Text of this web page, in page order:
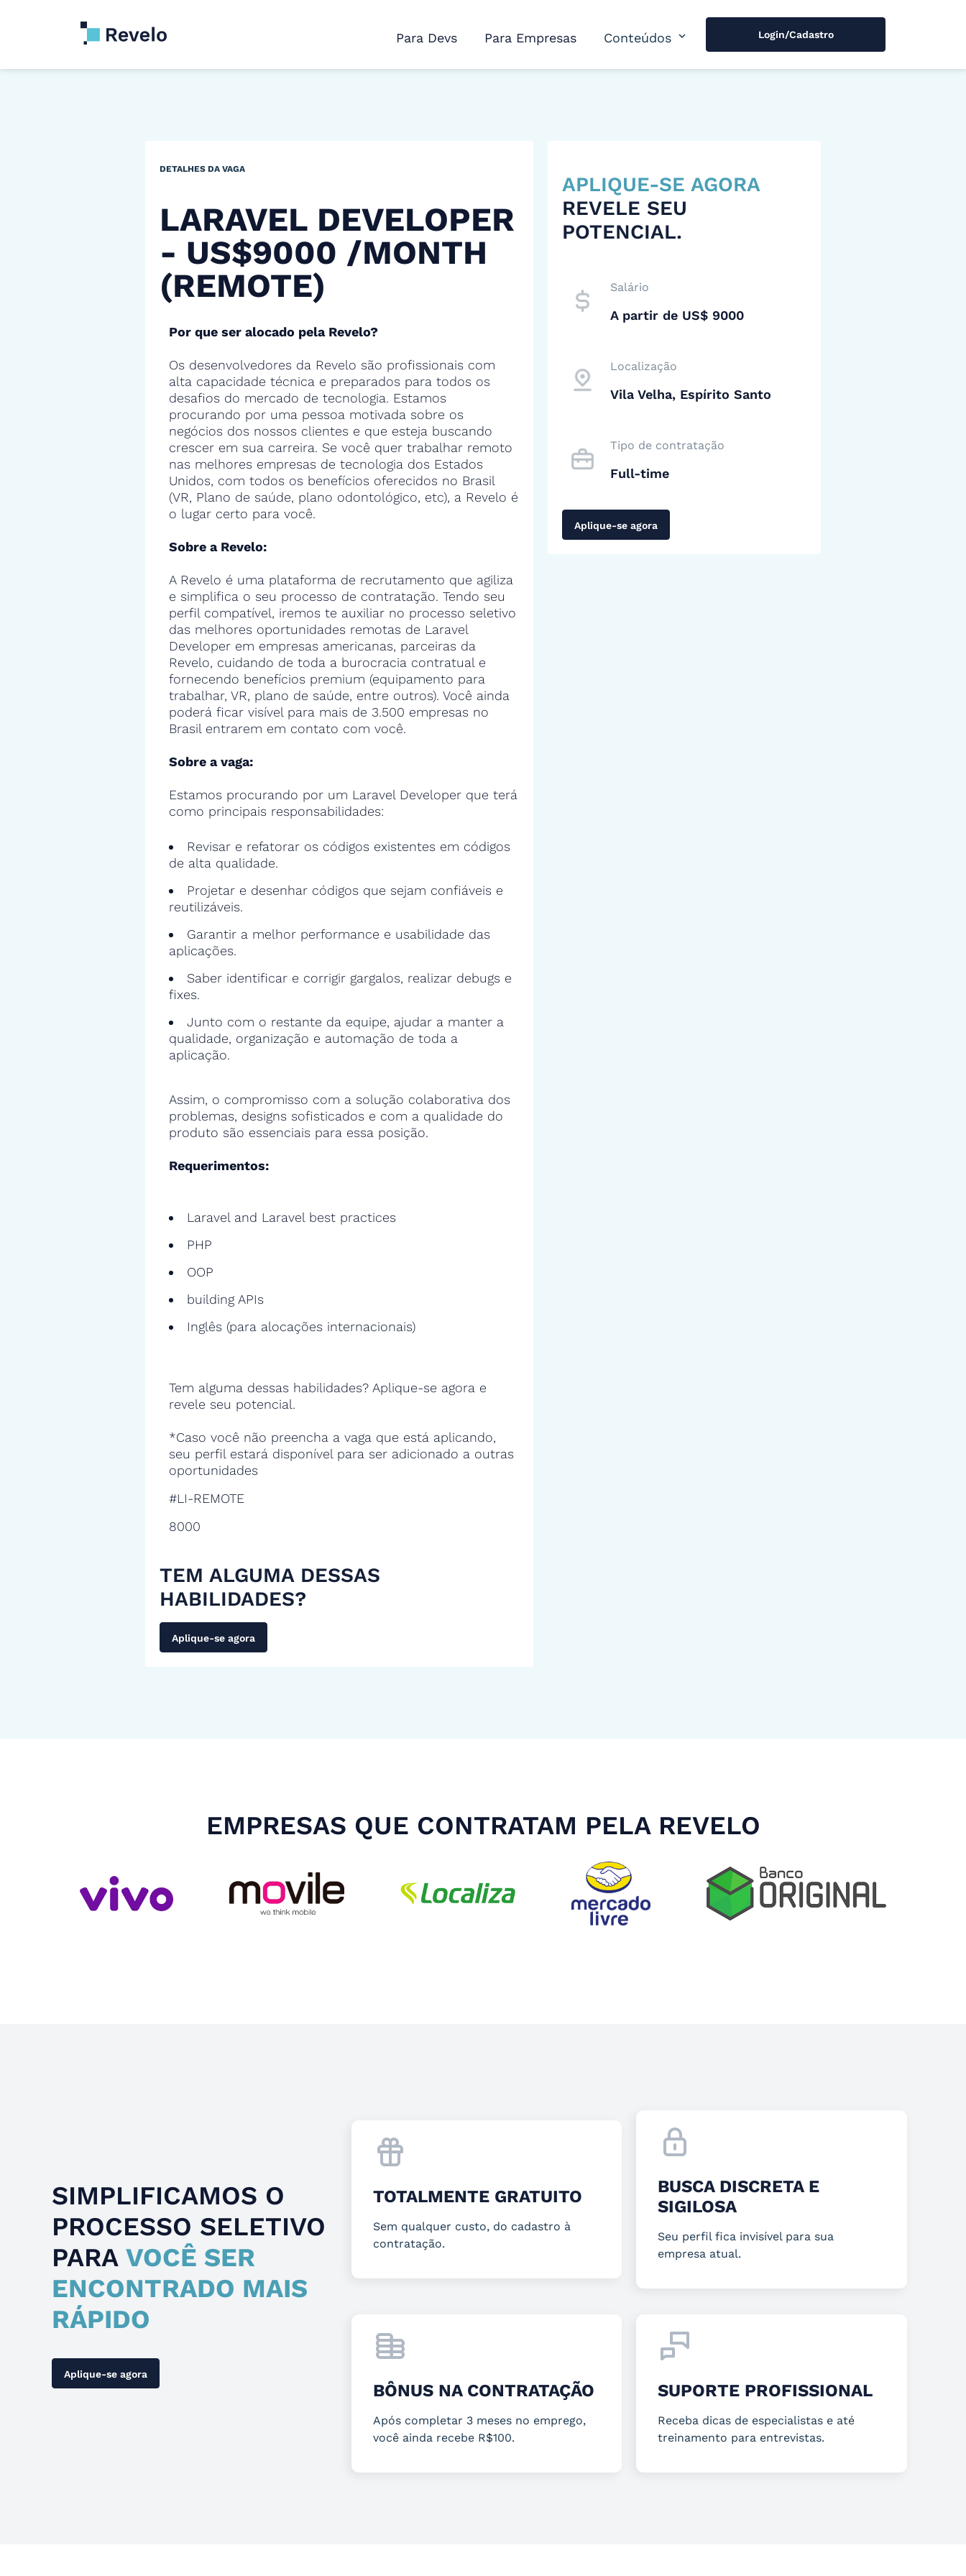
Para Devs Para Empresas Conteúdos expand_more Login/Cadastro
DETALHES DA VAGA
LARAVEL DEVELOPER
- US$9000 /MONTH
(REMOTE)
Por que ser alocado pela Revelo?
Os desenvolvedores da Revelo são profissionais com
alta capacidade técnica e preparados para todos os
desafios do mercado de tecnologia. Estamos
procurando por uma pessoa motivada sobre os
negócios dos nossos clientes e que esteja buscando
crescer em sua carreira. Se você quer trabalhar remoto
nas melhores empresas de tecnologia dos Estados
Unidos, com todos os benefícios oferecidos no Brasil
(VR, Plano de saúde, plano odontológico, etc), a Revelo é
o lugar certo para você.
Sobre a Revelo:
A Revelo é uma plataforma de recrutamento que agiliza
e simplifica o seu processo de contratação. Tendo seu
perfil compatível, iremos te auxiliar no processo seletivo
das melhores oportunidades remotas de Laravel
Developer em empresas americanas, parceiras da
Revelo, cuidando de toda a burocracia contratual e
fornecendo benefícios premium (equipamento para
trabalhar, VR, plano de saúde, entre outros). Você ainda
poderá ficar visível para mais de 3.500 empresas no
Brasil entrarem em contato com você.
Sobre a vaga:
Estamos procurando por um Laravel Developer que terá
como principais responsabilidades:
Revisar e refatorar os códigos existentes em códigos
de alta qualidade.
Projetar e desenhar códigos que sejam confiáveis e
reutilizáveis.
Garantir a melhor performance e usabilidade das
aplicações.
Saber identificar e corrigir gargalos, realizar debugs e
fixes.
Junto com o restante da equipe, ajudar a manter a
qualidade, organização e automação de toda a
aplicação.
Assim, o compromisso com a solução colaborativa dos
problemas, designs sofisticados e com a qualidade do
produto são essenciais para essa posição.
Requerimentos:
Laravel and Laravel best practices
PHP
OOP
building APIs
Inglês (para alocações internacionais)
Tem alguma dessas habilidades? Aplique-se agora e
revele seu potencial.
*Caso você não preencha a vaga que está aplicando,
seu perfil estará disponível para ser adicionado a outras
oportunidades
#LI-REMOTE
8000
TEM ALGUMA DESSAS
HABILIDADES?
Aplique-se agora
APLIQUE-SE AGORA
REVELE SEU
POTENCIAL.
Salário
A partir de US$ 9000
Localização
Vila Velha, Espírito Santo
Tipo de contratação
Full-time
Aplique-se agora
EMPRESAS QUE CONTRATAM PELA REVELO
SIMPLIFICAMOS O
PROCESSO SELETIVO
PARA VOCÊ SER
ENCONTRADO MAIS
RÁPIDO
Aplique-se agora
TOTALMENTE GRATUITO
Sem qualquer custo, do cadastro à
contratação.
BUSCA DISCRETA E
SIGILOSA
Seu perfil fica invisível para sua
empresa atual.
BÔNUS NA CONTRATAÇÃO
Após completar 3 meses no emprego,
você ainda recebe R$100.
SUPORTE PROFISSIONAL
Receba dicas de especialistas e até
treinamento para entrevistas.